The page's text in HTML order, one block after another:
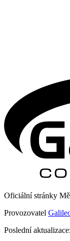
Oficiální stránky
Provozovatel
Poslední